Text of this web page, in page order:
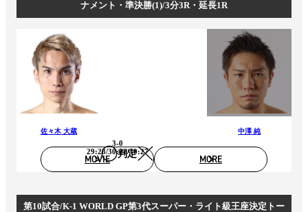
ナメント・準決勝(1)/3分3R・延長1R
佐々木 大蔵
判定
3-0
29:28/30:28/30:27
中澤 純
MOVIE MORE
第10試合/K-1 WORLD GP第3代スーパー・ライト級王座決定トー